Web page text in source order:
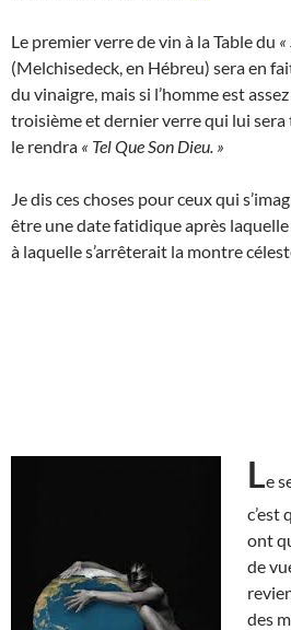
Le premier verre de vin à la Table du
(Melchisedeck, en Hébreu) sera en
du vinaigre, mais si l’homme est
troisième et dernier verre qui lui sera
le rendra « Tel Que Son Dieu. »
Je dis ces choses pour ceux qui
être une date fatidique après
à laquelle s’arrêterait la montre
Le
c’est
ont
de
des